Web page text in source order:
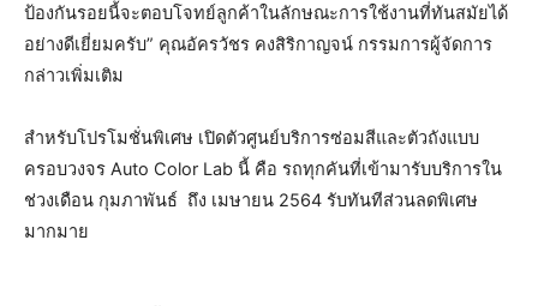
ป้องกันรอยนี้จะตอบโจทย์ลูกค้าในลักษณะการใช้งานที่ทันสมัยได้
อย่างดีเยี่ยมครับ” คุณอัครวัชร คงสิริกาญจน์ กรรมการผู้จัดการ
กล่าวเพิ่มเติม
สำหรับโปรโมชั่นพิเศษ เปิดตัวศูนย์บริการซ่อมสีและตัวถังแบบ
ครอบวงจร Auto Color Lab นี้ คือ รถทุกคันที่เข้ามารับบริการใน
ช่วงเดือน กุมภาพันธ์ ถึง เมษายน 2564 รับทันทีส่วนลดพิเศษ
มากมาย